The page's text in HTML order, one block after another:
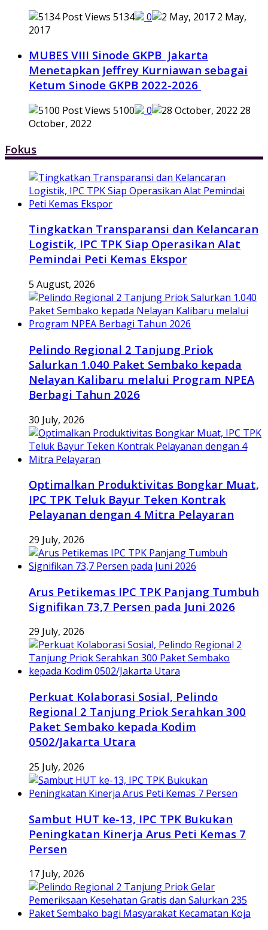
5134 0
2 May,
2017
MUBES VIII Sinode GKPB Jakarta
Menetapkan Jeffrey Kurniawan sebagai
Ketum Sinode GKPB 2022-2026
5100 0
28
October, 2022
Fokus
Tingkatkan Transparansi dan Kelancaran
Logistik, IPC TPK Siap Operasikan Alat
Pemindai Peti Kemas Ekspor
5 August, 2026
Pelindo Regional 2 Tanjung Priok
Salurkan 1.040 Paket Sembako kepada
Nelayan Kalibaru melalui Program NPEA
Berbagi Tahun 2026
30 July, 2026
Optimalkan Produktivitas Bongkar Muat,
IPC TPK Teluk Bayur Teken Kontrak
Pelayanan dengan 4 Mitra Pelayaran
29 July, 2026
Arus Petikemas IPC TPK Panjang Tumbuh
Signifikan 73,7 Persen pada Juni 2026
29 July, 2026
Perkuat Kolaborasi Sosial, Pelindo
Regional 2 Tanjung Priok Serahkan 300
Paket Sembako kepada Kodim
0502/Jakarta Utara
25 July, 2026
Sambut HUT ke-13, IPC TPK Bukukan
Peningkatan Kinerja Arus Peti Kemas 7
Persen
17 July, 2026